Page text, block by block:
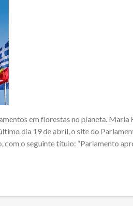
em florestas no planeta. Maria
dia 19 de abril, o site do
o seguinte título: “Parlamento